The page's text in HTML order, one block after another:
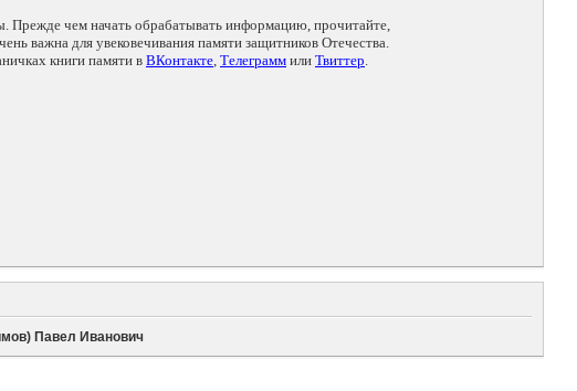
Прежде чем начать обрабатывать информацию, прочитайте,
важна для увековечивания памяти защитников Отечества.
книги памяти в ВКонтакте, Телеграмм или Твиттер.
Павел Иванович